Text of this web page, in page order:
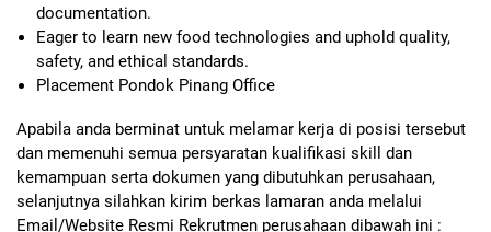
documentation.
Eager to learn new food technologies and uphold quality,
safety, and ethical standards.
Placement Pondok Pinang Office
Apabila anda berminat untuk melamar kerja di posisi tersebut
dan memenuhi semua persyaratan kualifikasi skill dan
kemampuan serta dokumen yang dibutuhkan perusahaan,
selanjutnya silahkan kirim berkas lamaran anda melalui
Email/Website Resmi Rekrutmen perusahaan dibawah ini :